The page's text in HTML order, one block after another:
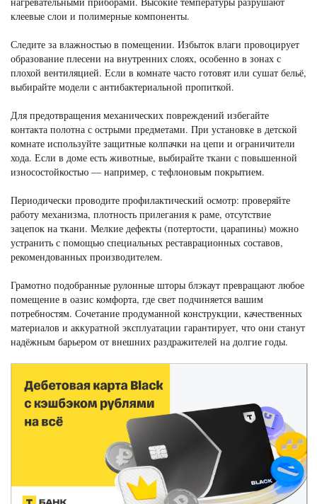
клеевые слои и полимерные компоненты.
Следите за влажностью в помещении. Избыток влаги провоцирует
образование плесени на внутренних слоях, особенно в зонах с
плохой вентиляцией. Если в комнате часто готовят или сушат бельё,
выбирайте модели с антибактериальной пропиткой.
Для предотвращения механических повреждений избегайте
контакта полотна с острыми предметами. При установке в детской
комнате используйте защитные колпачки на цепи и ограничители
хода. Если в доме есть животные, выбирайте ткани с повышенной
износостойкостью — например, с тефлоновым покрытием.
Периодически проводите профилактический осмотр: проверяйте
работу механизма, плотность прилегания к раме, отсутствие
зацепок на ткани. Мелкие дефекты (потертости, царапины) можно
устранить с помощью специальных реставрационных составов,
рекомендованных производителем.
Грамотно подобранные рулонные шторы блэкаут превращают любое
помещение в оазис комфорта, где свет подчиняется вашим
потребностям. Сочетание продуманной конструкции, качественных
материалов и аккуратной эксплуатации гарантирует, что они станут
надёжным барьером от внешних раздражителей на долгие годы.